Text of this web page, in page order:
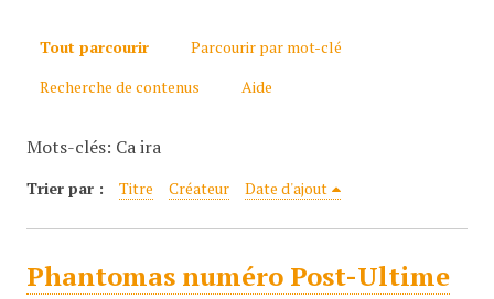
Tout parcourir
Parcourir par mot-clé
Recherche de contenus
Aide
Mots-clés: Ca ira
Trier par : Titre Créateur Date d'ajout
Phantomas numéro Post-Ultime